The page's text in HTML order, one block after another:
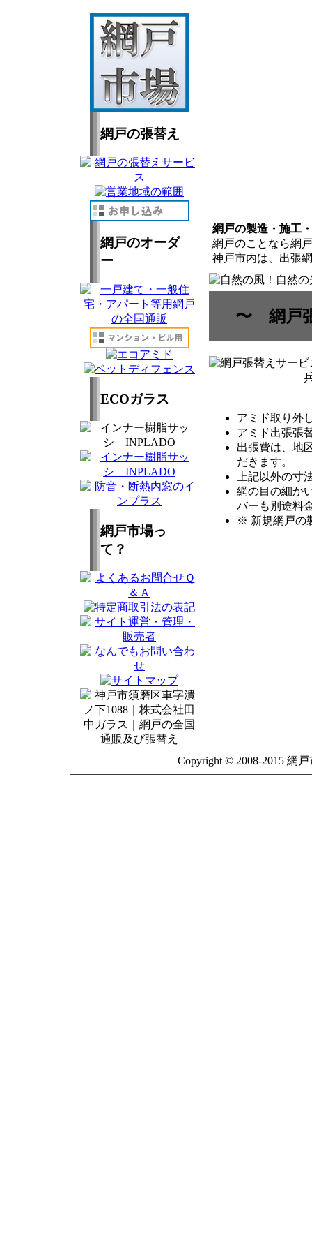
網戸の張替え
網戸のオーダ
ー
ECOガラス
網戸市場っ
て？
網戸の製造・施工
網戸のことなら網
神戸市内は、出張
〜 網戸
アミド取り外
アミド出張張
出張費は、地
だきます。
上記以外の寸
網の目の細か
バーも別途料
※ 新規網戸の
Copyright © 2008-2015 網